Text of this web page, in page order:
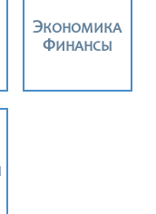
ЭКОНОМИКА
ФИНАНСЫ